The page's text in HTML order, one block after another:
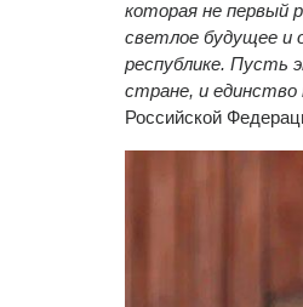
которая не первый
светлое будущее и
республике. Пусть
стране, и единство
Российской